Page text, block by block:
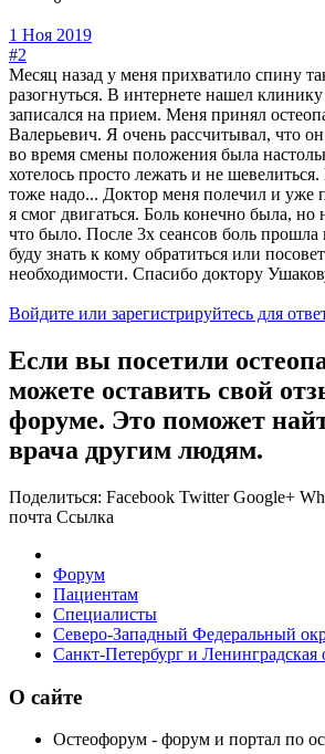
1 Ноя 2019
#2
Месяц назад у меня прихватило спину
разогнуться. В интернете нашел
записался на прием. Меня принял
Валерьевич. Я очень рассчитывал, что
во время смены положения была
хотелось просто лежать и не
тоже надо... Доктор меня полечил и уже
я смог двигаться. Боль конечно была, но
что было. После 3х сеансов боль прошла
буду знать к кому обратиться или
необходимости. Спасибо доктору
Войдите или зарегистрируйтесь для
Если вы посетили
можете оставить свой
форуме. Это поможет
врача другим людям.
Поделиться: Facebook Twitter Google+
почта Ссылка
Форум
Пациентам
Специалисты
Северо-Западный Федеральный
Санкт-Петербург и Ленинградская
О сайте
Остеофорум - форум и портал по